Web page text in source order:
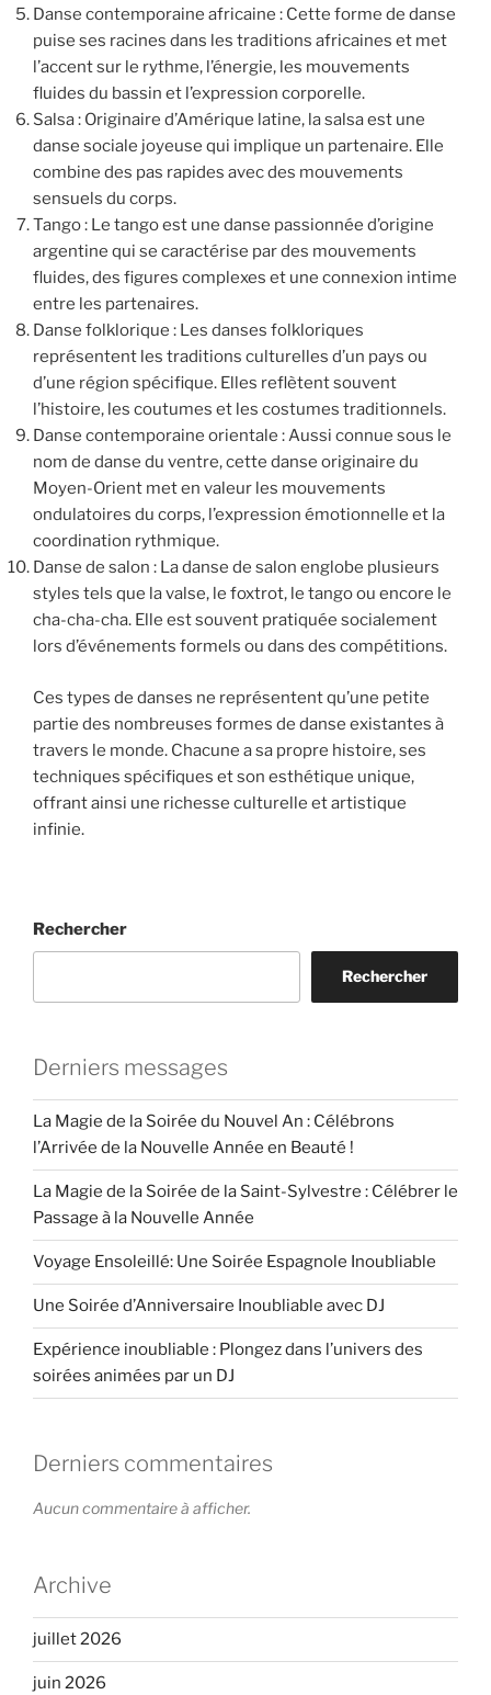
Danse contemporaine africaine : Cette forme de danse
puise ses racines dans les traditions africaines et met
l’accent sur le rythme, l’énergie, les mouvements
fluides du bassin et l’expression corporelle.
Salsa : Originaire d’Amérique latine, la salsa est une
danse sociale joyeuse qui implique un partenaire. Elle
combine des pas rapides avec des mouvements
sensuels du corps.
Tango : Le tango est une danse passionnée d’origine
argentine qui se caractérise par des mouvements
fluides, des figures complexes et une connexion intime
entre les partenaires.
Danse folklorique : Les danses folkloriques
représentent les traditions culturelles d’un pays ou
d’une région spécifique. Elles reflètent souvent
l’histoire, les coutumes et les costumes traditionnels.
Danse contemporaine orientale : Aussi connue sous le
nom de danse du ventre, cette danse originaire du
Moyen-Orient met en valeur les mouvements
ondulatoires du corps, l’expression émotionnelle et la
coordination rythmique.
Danse de salon : La danse de salon englobe plusieurs
styles tels que la valse, le foxtrot, le tango ou encore le
cha-cha-cha. Elle est souvent pratiquée socialement
lors d’événements formels ou dans des compétitions.
Ces types de danses ne représentent qu’une petite
partie des nombreuses formes de danse existantes à
travers le monde. Chacune a sa propre histoire, ses
techniques spécifiques et son esthétique unique,
offrant ainsi une richesse culturelle et artistique
infinie.
Rechercher
Rechercher
Derniers messages
La Magie de la Soirée du Nouvel An : Célébrons
l’Arrivée de la Nouvelle Année en Beauté !
La Magie de la Soirée de la Saint-Sylvestre : Célébrer le
Passage à la Nouvelle Année
Voyage Ensoleillé: Une Soirée Espagnole Inoubliable
Une Soirée d’Anniversaire Inoubliable avec DJ
Expérience inoubliable : Plongez dans l’univers des
soirées animées par un DJ
Derniers commentaires
Aucun commentaire à afficher.
Archive
juillet 2026
juin 2026